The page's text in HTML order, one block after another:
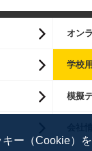
オン
学校
模擬
ー（Cookie）を